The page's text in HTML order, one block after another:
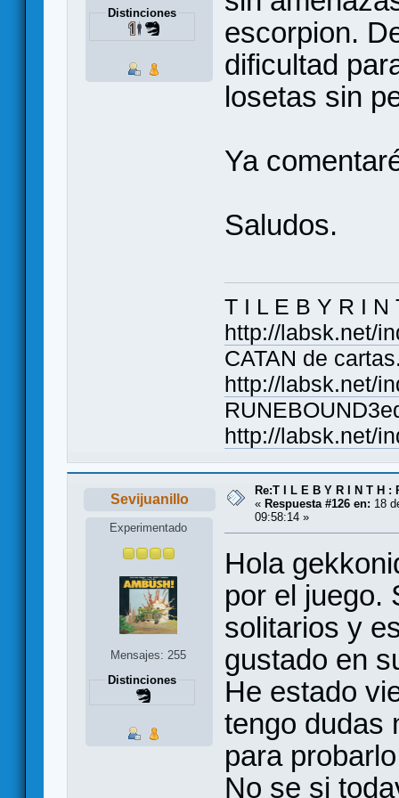
Distinciones
escorpion.
dificultad
losetas sin
Ya
Saludos.
T I L E B Y R I N
http://labsk.net/
CATAN de
http://labsk.net/
http://labsk.net/
Sevijuanillo
Experimentado
Mensajes: 255
Distinciones
Re:T I L E B Y R I N T H
« Respuesta #126 en: 18
09:58:14 »
Hola
por el juego.
solitarios y
gustado en
He estado
tengo dudas
para
No se si